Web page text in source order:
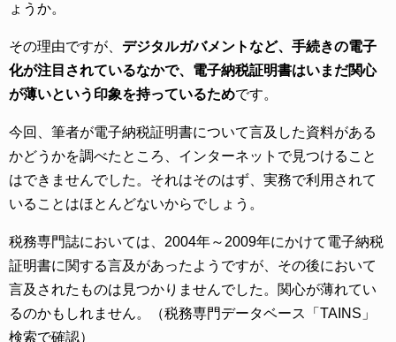
ょうか。
その理由ですが、 デジタルガバメントなど、手続きの電子
化が注目されているなかで、電子納税証明書はいまだ関心
が薄いという印象を持っているためです。
今回、筆者が電子納税証明書について言及した資料がある
かどうかを調べたところ、インターネットで見つけること
はできませんでした。それはそのはず、実務で利用されて
いることはほとんどないからでしょう。
税務専門誌においては、2004年～2009年にかけて電子納税
証明書に関する言及があったようですが、その後において
言及されたものは見つかりませんでした。関心が薄れてい
るのかもしれません。（税務専門データベース「TAINS」
検索で確認）